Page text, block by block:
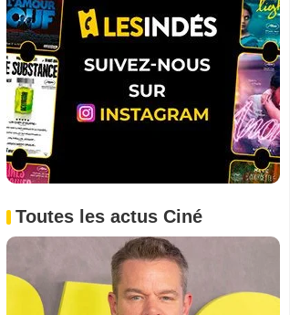
Toutes les actus Ciné